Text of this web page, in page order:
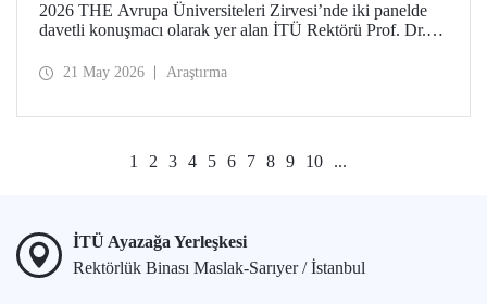
2026 THE Avrupa Üniversiteleri Zirvesi’nde iki panelde
davetli konuşmacı olarak yer alan İTÜ Rektörü Prof. Dr.
katıldığı toplantıda uluslararası araştırma ve iş birliği
21 May 2026 Araştırma
1 2 3 4 5 6 7 8 9 10 ...
İTÜ Ayazağa Yerleşkesi
Rektörlük Binası Maslak-Sarıyer / İstanbul